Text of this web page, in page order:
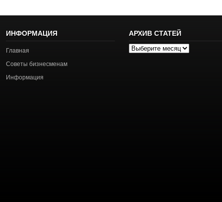
ИНФОРМАЦИЯ
Главная
Советы бизнесменам
Информация
АРХИВ СТАТЕЙ
Архив